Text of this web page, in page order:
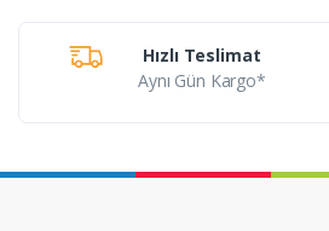
Hızlı Teslimat
Aynı Gün Kargo*